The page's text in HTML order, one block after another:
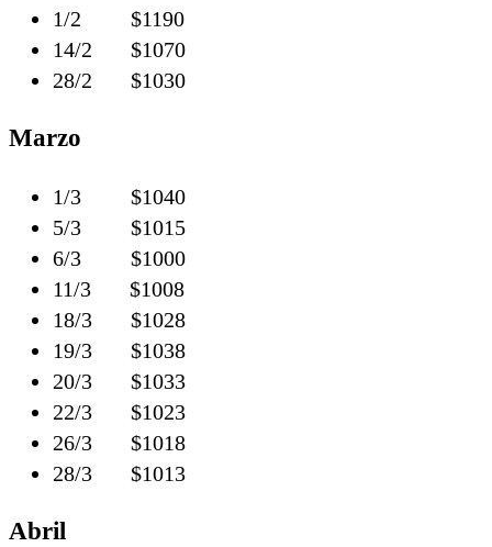
1/2 $1190
14/2 $1070
28/2 $1030
Marzo
1/3 $1040
5/3 $1015
6/3 $1000
11/3 $1008
18/3 $1028
19/3 $1038
20/3 $1033
22/3 $1023
26/3 $1018
28/3 $1013
Abril